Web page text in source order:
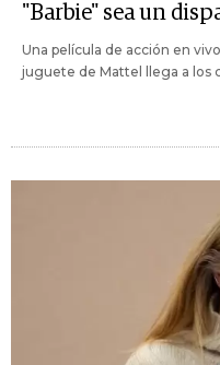
"Barbie" sea un
Una película de acción en
juguete de Mattel llega a los